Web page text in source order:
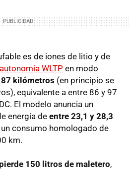
es de iones de litio y de
autonomía WLTP en modo
kilómetros (en principio se
equivalente a entre 86 y 97
El modelo anuncia un
energía de entre 23,1 y 28,3
consumo homologado de
km.
pierde 150 litros de maletero,